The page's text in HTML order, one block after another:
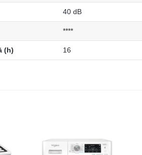
40 dB
****
(h) 16